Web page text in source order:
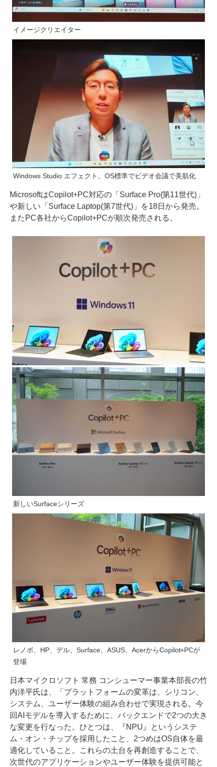
イメージクリエイター
Windows Studio エフェクト。OS標準でビデオ会議で美肌化
MicrosoftはCopilot+PC対応の「Surface Pro(第11世代)」
や新しい「Surface Laptop(第7世代)」を18日から発売。
またPC各社からCopilot+PCが順次発売される。
新しいSurfaceシリーズ
レノボ、HP、デル、Surface、ASUS、AcerからCopilot+PCが
登場
日本マイクロソフト 常務 コンシューマー事業本部長の竹
内洋平氏は、「プラットフォームの変革は、シリコン、
システム、ユーザー体験の組み合わせで実現される。今
回AIモデルを導入するために、バックエンドで2つの大き
な変更を行なった。ひとつは、『NPU』というシステ
ム・オン・チップを採用したこと、2つめはOS自体を最
適化していること。これらの土台を再創造することで、
次世代のアプリケーションやユーザー体験を提供可能と